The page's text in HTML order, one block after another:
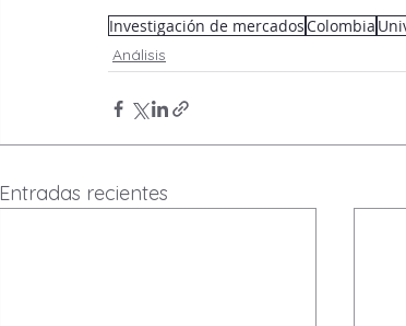
Investigación de mercadosColombia
Análisis
Entradas recientes